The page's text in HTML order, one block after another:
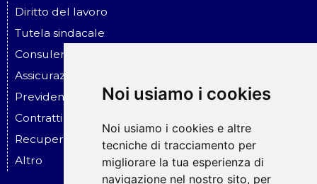
Noi usiamo i cookies
Noi usiamo i cookies e altre
tecniche di tracciamento per
migliorare la tua esperienza di
navigazione nel nostro sito, per
Diritto del lavoro
Tutela sindacale
Consulenza ed assistenza alle imprese
Assicurazione ed infortunio sul lavoro
Previdenza sociale
Contratti - Assicurazioni - Risar. danni
Recupero crediti - Esecuzioni
Altro